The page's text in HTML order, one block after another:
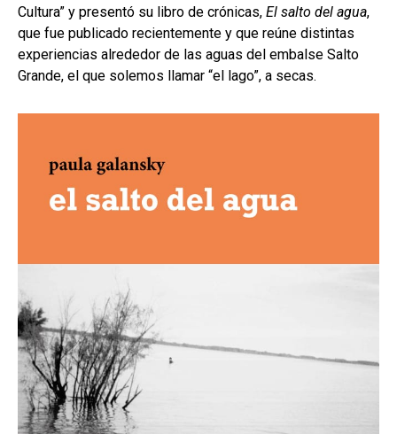
Cultura” y presentó su libro de crónicas, El salto del agua,
que fue publicado recientemente y que reúne distintas
experiencias alrededor de las aguas del embalse Salto
Grande, el que solemos llamar “el lago”, a secas.